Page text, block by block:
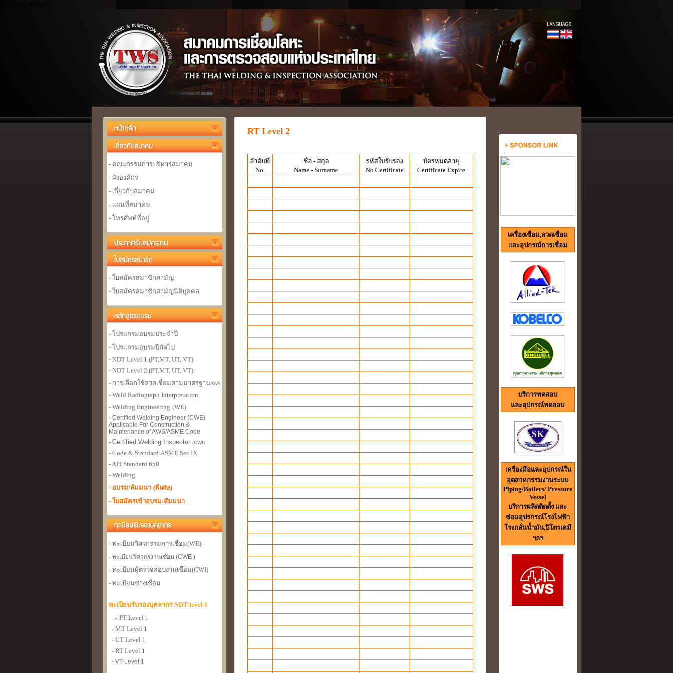
- คณะกรรมการบริหารสมาคม
- ผังองค์กร
- เกี่ยวกับสมาคม
- แผนที่สมาคม
- โทรศัพท์ที่อยู่
- ใบสมัครสมาชิกสามัญ
- ใบสมัครสมาชิกสามัญนิติบุคคล
- โปรแกรมอบรมประจำปี
- โปรแกรมอบรมปีถัดไป
- NDT Level 1 (PT,MT, UT, VT)
- NDT Level 2 (PT,MT, UT, VT)
- การเลือกใช้ลวดเชื่อมตามมาตรฐานAWS
- Weld Radiograph Interpretation
- Welding Engineering (WE)
- Certified Welding Engineer (CWE)
Applicable For Construction &
Maintenance of AWS/ASME Code
- Certified Welding Inspector (CWI)
- Code & Standard ASME Sec.IX
- API Standard 650
- Welding
- อบรม/สัมมนา (พิเศษ)
- ใบสมัครเข้าอบรม/สัมมนา
- ทะเบียนวิศวกรรมการเชื่อม(WE)
- ทะเบียนวิศวกรงานเชื่อม (CWE )
- ทะเบียนผู้ตรวจสอบงานเชื่อม(CWI)
- ทะเบียนช่างเชื่อม
ทะเบียนรับรองบุคลากร NDT level 1
- PT Level 1
- MT Level 1
- UT Level 1
- RT Level 1
- VT Level 1
RT Level 2
ลำดับที่
No.
ชื่อ - สกุล
Name - Surname
รหัสใบรับรอง
No.Certificate
บัตรหมดอายุ
Certificate Expire
เครื่องเชื่อม,ลวดเชื่อม
และอุปกรณ์การเชื่อม
บริการทดสอบ
และอุปกรณ์ทดสอบ
เครื่องมือและอุปกรณ์ใน
อุตสาหกรรมงานระบบ
Piping/Boilers/ Pressure
Vessel
บริการผลิตติดตั้ง และ
ซ่อมอุปรกรณ์โรงไฟฟ้า
โรงกลั่นน้ำมัน,ปิโตรเคมี
ฯลฯ